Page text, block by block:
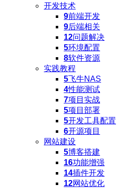
开发技术
9前端开发
9后端相关
12问题解决
5环境配置
8软件资源
实践教程
5飞牛NAS
4性能测试
7项目实战
5项目部署
5开发工具配置
6开源项目
网站建设
5博客搭建
16功能增强
14插件开发
12网站优化